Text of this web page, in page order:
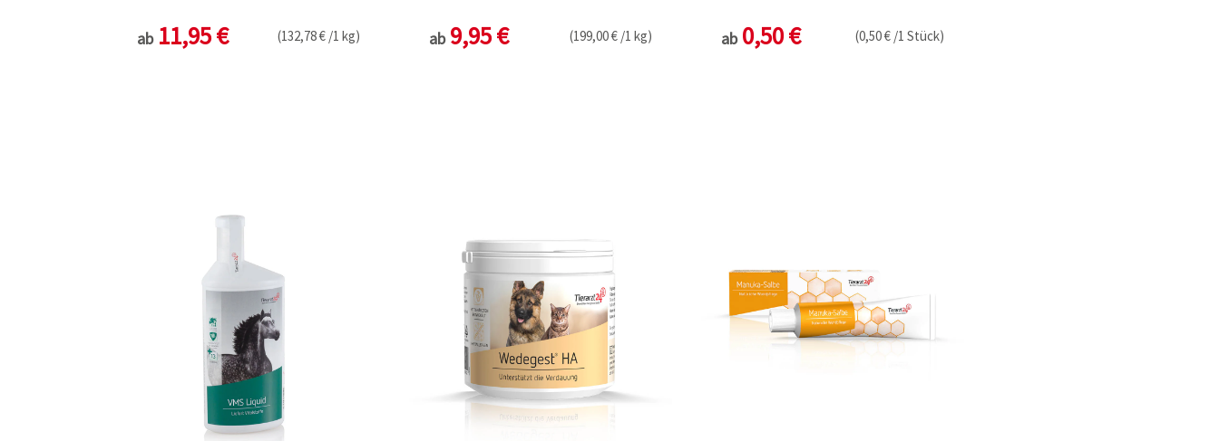
ab 11,95 € (132,78 € /1 kg) ab 9,95 € (199,00 € /1 kg) ab 0,50 € (0,50 € /1 Stück)